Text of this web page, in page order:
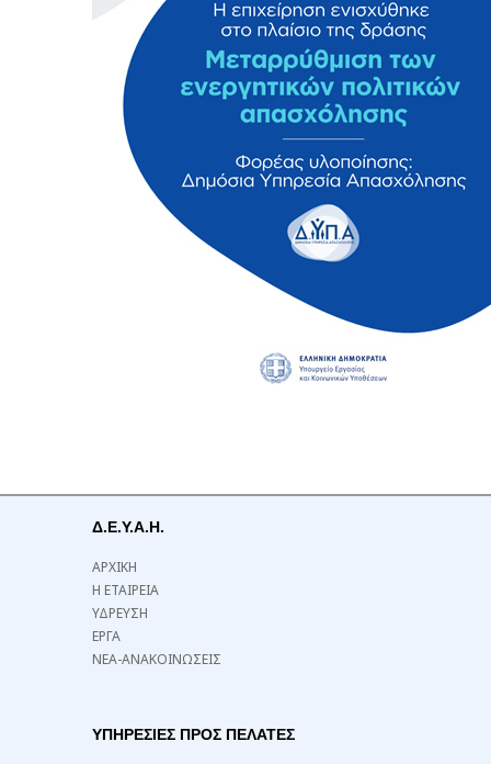
Δ.Ε.Υ.Α.Η.
ΑΡΧΙΚΗ
Η ΕΤΑΙΡΕΙΑ
ΥΔΡΕΥΣΗ
ΕΡΓΑ
ΝΕΑ-ΑΝΑΚΟΙΝΩΣΕΙΣ
ΥΠΗΡΕΣΙΕΣ ΠΡΟΣ ΠΕΛΑΤΕΣ